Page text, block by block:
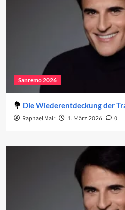
Sanremo 2026
Die Wiederentdeckung der
Raphael Mair 1. März 2026 0